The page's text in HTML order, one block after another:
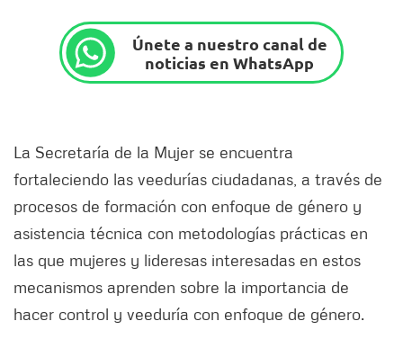
Únete a nuestro canal de
noticias en WhatsApp
La Secretaría de la Mujer se encuentra
fortaleciendo las veedurías ciudadanas, a través de
procesos de formación con enfoque de género y
asistencia técnica con metodologías prácticas en
las que mujeres y lideresas interesadas en estos
mecanismos aprenden sobre la importancia de
hacer control y veeduría con enfoque de género.